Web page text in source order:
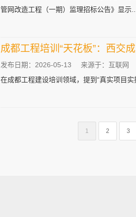
管网改造工程（一期）监理招标公告》显示...
成都工程培训“天花板”：西交
发布日期：2026-05-13
来源于：互联网
在成都工程建设培训领域，提到“真实项目
1 2 3